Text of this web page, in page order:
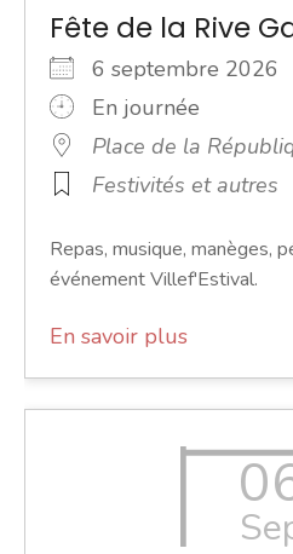
Fête de la Rive
6 septembre 2026
En journée
Place de la
Festivités et autres
Repas, musique, manèges,
événement Villef'Estival.
En savoir plus